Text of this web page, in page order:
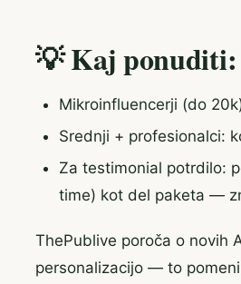
💡 Kaj ponuditi:
Mikroinfluencerji (do
Srednji + profesionalci:
Za testimonial potrdilo:
time) kot del paketa —
ThePublive poroča o novih
personalizacijo — to